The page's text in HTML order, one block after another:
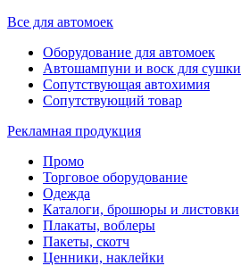
Все для автомоек
Оборудование для автомоек
Автошампуни и воск для сушки
Сопутствующая автохимия
Сопутствующий товар
Рекламная продукция
Промо
Торговое оборудование
Одежда
Каталоги, брошюры и листовки
Плакаты, воблеры
Пакеты, скотч
Ценники, наклейки